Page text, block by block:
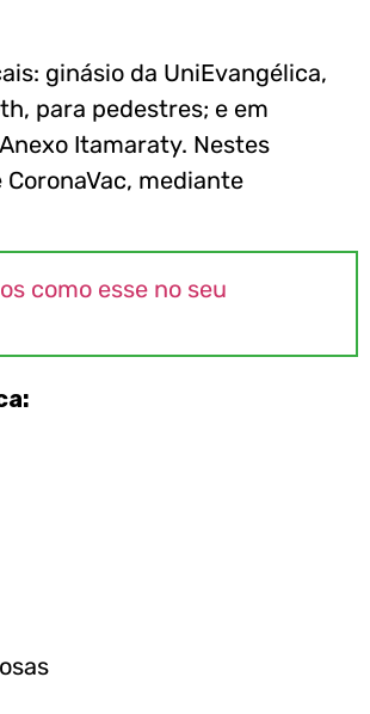
ginásio da UniEvangélica,
para pedestres; e em
Itamaraty. Nestes
mediante
como esse no seu